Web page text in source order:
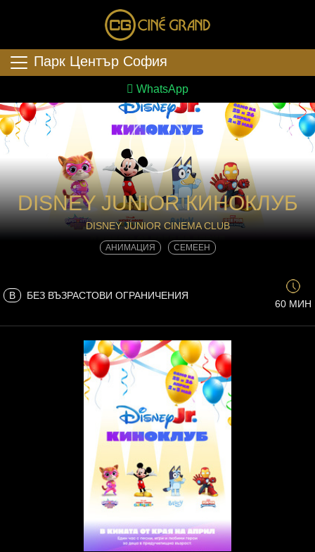
Парк Център София
WhatsApp
DISNEY JUNIOR КИНОКЛУБ
DISNEY JUNIOR CINEMA CLUB
АНИМАЦИЯ СЕМЕЕН
B БЕЗ ВЪЗРАСТОВИ ОГРАНИЧЕНИЯ
60 МИН